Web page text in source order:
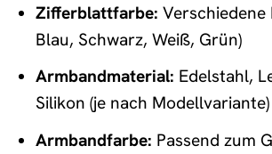
Zifferblattfarbe: Verschiedene
Blau, Schwarz, Weiß, Grün)
Armbandmaterial: Edelstahl,
Silikon (je nach Modellvariante)
Armbandfarbe: Passend zum